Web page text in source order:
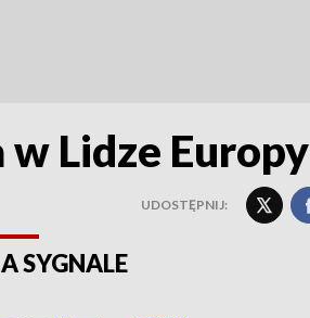
w Lidze Europy
UDOSTĘPNIJ:
SYGNALE